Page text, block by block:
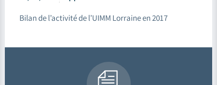
Bilan de l’activité de l’UIMM Lorraine en 2017